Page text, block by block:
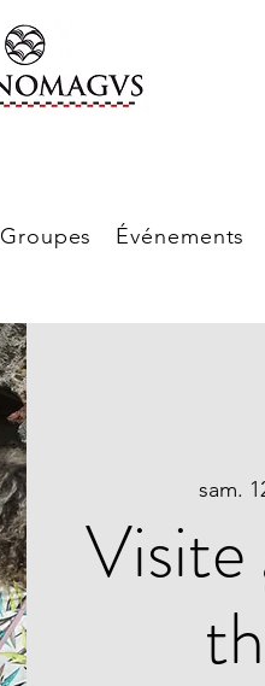
Groupes Événements
sam.
Visite